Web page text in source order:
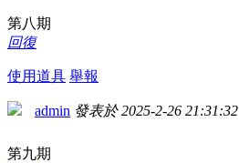
第八期
回復
使用道具 舉報
admin 發表於 2025-2-26 21:31:32
第九期